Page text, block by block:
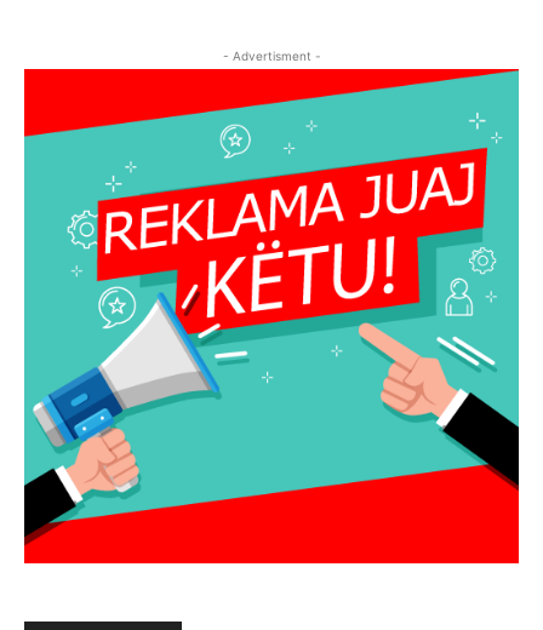
- Advertisment -